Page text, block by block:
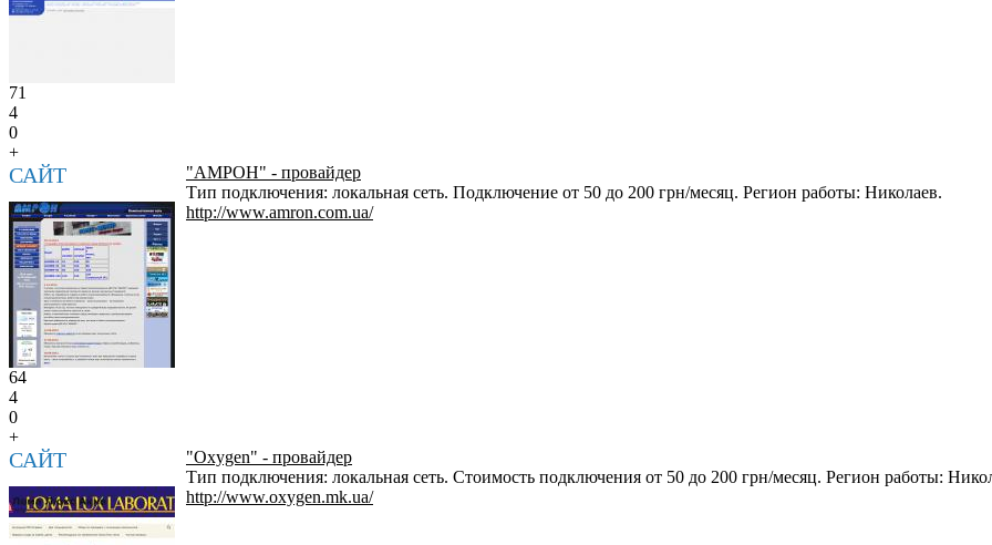
71
4
0
+
САЙТ
"АМРОН" - провайдер
Тип подключения: локальная сеть. Подключение от 50 до 200 грн/месяц. Регион работы: Николаев.
http://www.amron.com.ua/
64
4
0
+
САЙТ
"Oxygen" - провайдер
Тип подключения: локальная сеть. Стоимость подключения от 50 до 200 грн/месяц. Регион работы:
http://www.oxygen.mk.ua/